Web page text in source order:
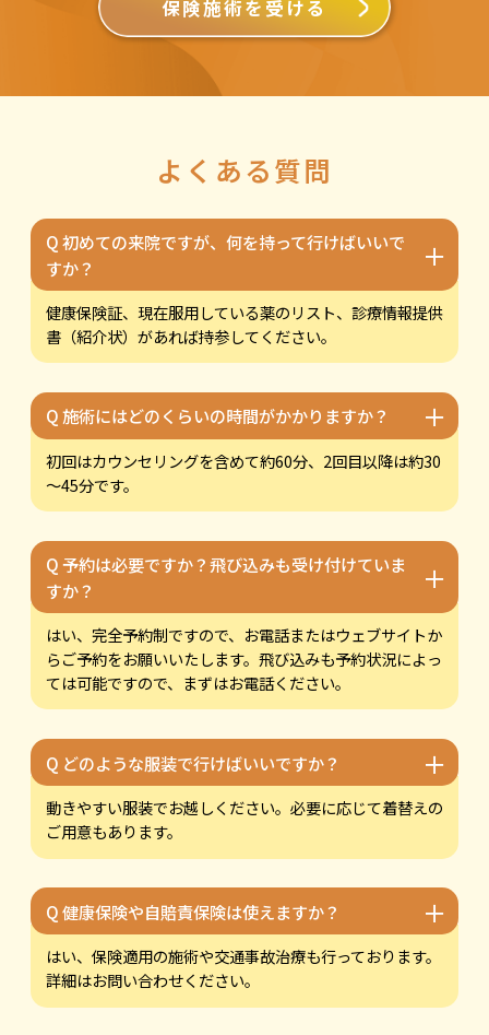
保険施術を受ける
よくある質問
Q 初めての来院ですが、何を持って行けばいいで
すか？
＋
健康保険証、現在服用している薬のリスト、診療情報提供
書（紹介状）があれば持参してください。
Q 施術にはどのくらいの時間がかかりますか？ ＋
初回はカウンセリングを含めて約60分、2回目以降は約30
～45分です。
Q 予約は必要ですか？飛び込みも受け付けていま
すか？
＋
はい、完全予約制ですので、お電話またはウェブサイトか
らご予約をお願いいたします。飛び込みも予約状況によっ
ては可能ですので、まずはお電話ください。
Q どのような服装で行けばいいですか？ ＋
動きやすい服装でお越しください。必要に応じて着替えの
ご用意もあります。
Q 健康保険や自賠責保険は使えますか？ ＋
はい、保険適用の施術や交通事故治療も行っております。
詳細はお問い合わせください。